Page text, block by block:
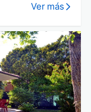
Ver más